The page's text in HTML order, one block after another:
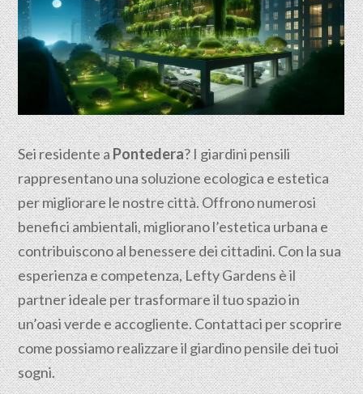
Sei residente aPontedera? I giardini pensili
rappresentano una soluzione ecologica e estetica
per migliorare le nostre città. Offrono numerosi
benefici ambientali, migliorano l’estetica urbana e
contribuiscono al benessere dei cittadini. Con la sua
esperienza e competenza, Lefty Gardens è il
partner ideale per trasformare il tuo spazio in
un’oasi verde e accogliente. Contattaci per scoprire
come possiamo realizzare il giardino pensile dei tuoi
sogni.